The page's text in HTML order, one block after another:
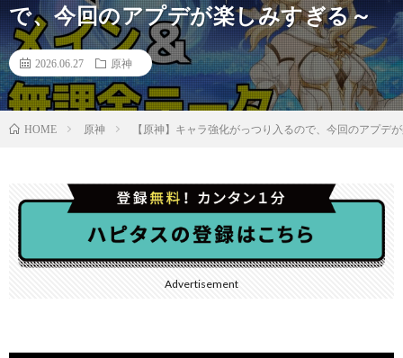
で、今回のアプデが楽しみすぎる～
2026.06.27 原神
HOME 原神 【原神】キャラ強化がっつり入るので、今回のアプデ
Advertisement